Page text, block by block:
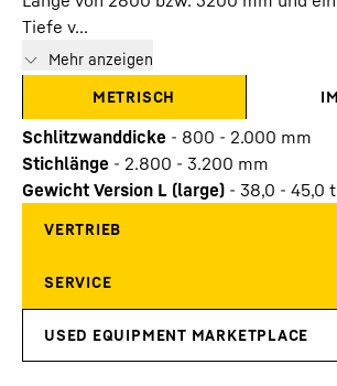
Tiefe v...
Mehr anzeigen
METRISCH
Schlitzwanddicke - 800 - 2.000 mm
Stichlänge - 2.800 - 3.200 mm
Gewicht Version L (large) - 38,0 - 45,0 t